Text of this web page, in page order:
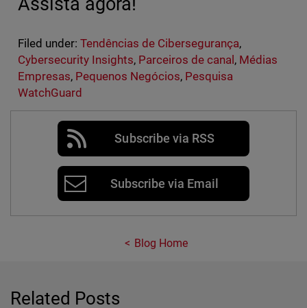
Filed under: Tendências de Cibersegurança,
Cybersecurity Insights, Parceiros de canal , Médias
Empresas, Pequenos Negócios, Pesquisa
WatchGuard
Subscribe via RSS
Subscribe via Email
Blog Home
Related Posts